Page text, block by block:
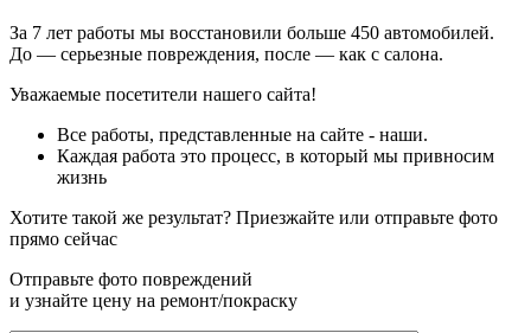
За 7 лет работы мы восстановили больше 450 автомобилей.
До — серьезные повреждения, после — как с салона.
Уважаемые посетители нашего сайта!
Все работы, представленные на сайте - наши.
Каждая работа это процесс, в который мы привносим
жизнь
Хотите такой же результат? Приезжайте или отправьте фото
прямо сейчас
Отправьте фото повреждений
и узнайте цену на ремонт/покраску